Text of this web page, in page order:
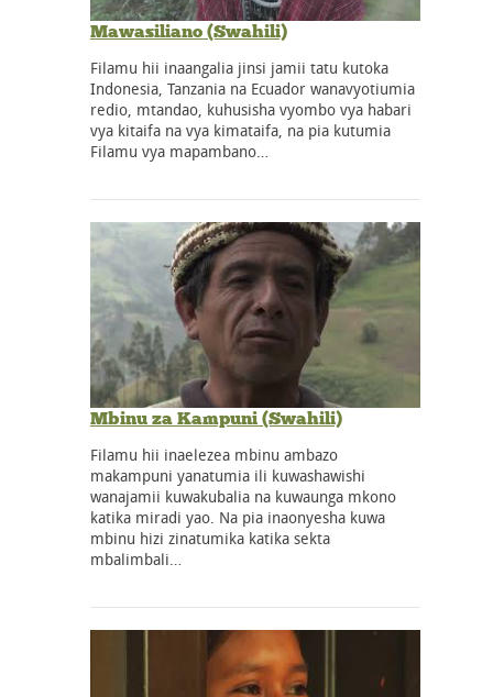
Mawasiliano (Swahili)
Filamu hii inaangalia jinsi jamii tatu kutoka
Indonesia, Tanzania na Ecuador wanavyotiumia
redio, mtandao, kuhusisha vyombo vya habari
vya kitaifa na vya kimataifa, na pia kutumia
Filamu vya mapambano…
Mbinu za Kampuni (Swahili)
Filamu hii inaelezea mbinu ambazo
makampuni yanatumia ili kuwashawishi
wanajamii kuwakubalia na kuwaunga mkono
katika miradi yao. Na pia inaonyesha kuwa
mbinu hizi zinatumika katika sekta
mbalimbali…